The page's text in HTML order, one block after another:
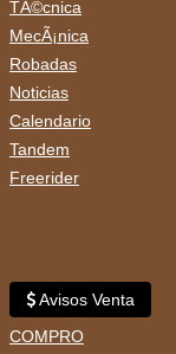
TÃ©cnica
MecÃ¡nica
Robadas
Noticias
Calendario
Tandem
Freerider
Avisos Venta
COMPRO